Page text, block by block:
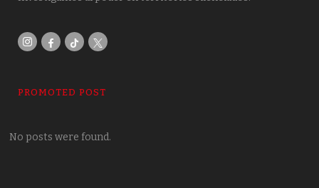
PROMOTED POST
No posts were found.